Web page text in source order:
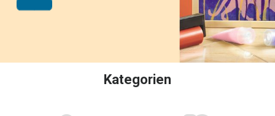
Kategorien